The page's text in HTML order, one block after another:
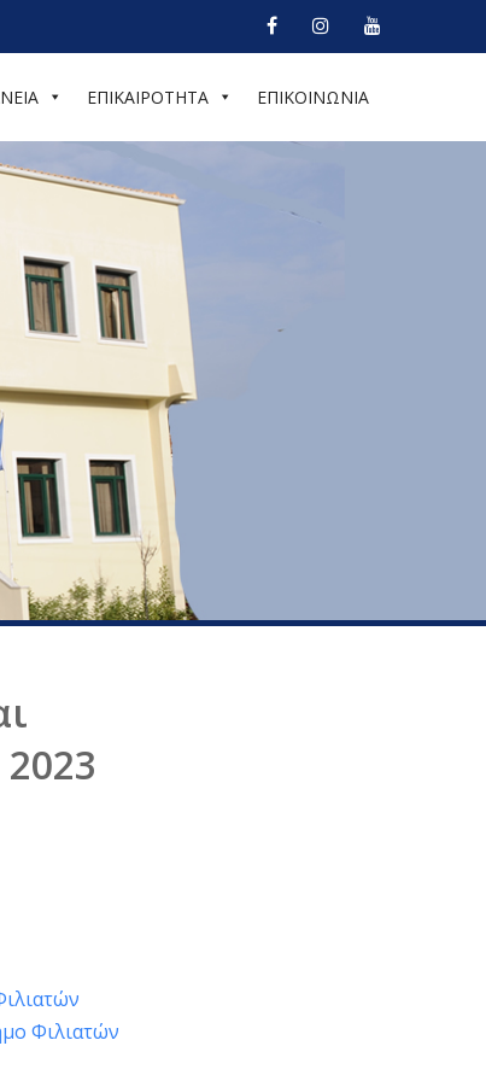
ΕΠΙΚΑΙΡΟΤΗΤΑ ΕΠΙΚΟΙΝΩΝΙΑ
Φιλιατών